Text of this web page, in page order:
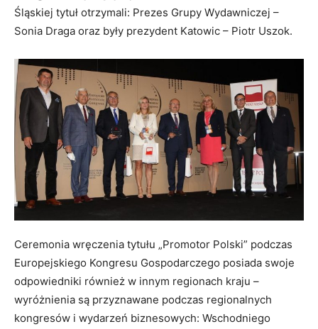
Śląskiej tytuł otrzymali: Prezes Grupy Wydawniczej –
Sonia Draga oraz były prezydent Katowic – Piotr Uszok.
Ceremonia wręczenia tytułu „Promotor Polski” podczas
Europejskiego Kongresu Gospodarczego posiada swoje
odpowiedniki również w innym regionach kraju –
wyróżnienia są przyznawane podczas regionalnych
kongresów i wydarzeń biznesowych: Wschodniego